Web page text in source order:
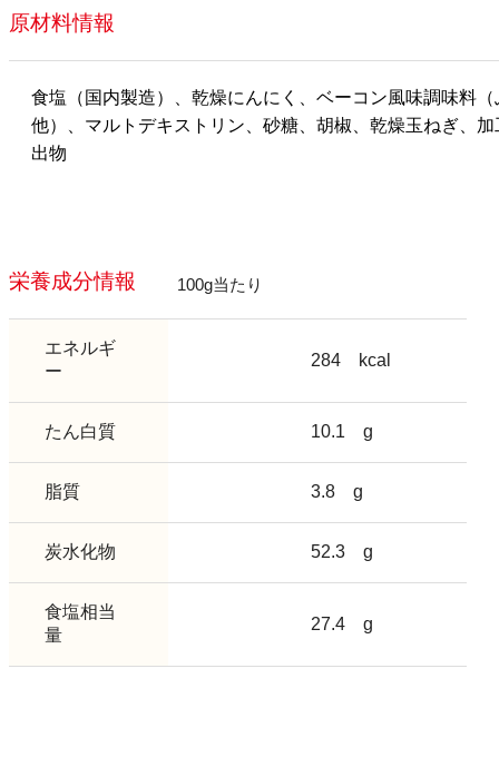
原材料情報
食塩（国内製造）、乾燥にんにく、ベーコン風味調味料
他）、マルトデキストリン、砂糖、胡椒、乾燥玉ねぎ、
出物
栄養成分情報 100g当たり
エネルギ
ー
284 kcal
たん白質 10.1 g
脂質 3.8 g
炭水化物 52.3 g
食塩相当
量
27.4 g